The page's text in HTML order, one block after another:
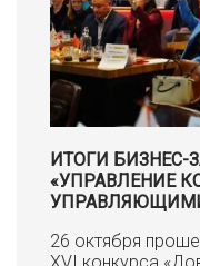
ИТОГИ БИЗНЕС-
«УПРАВЛЕНИЕ
26 октября
XVI конкурса